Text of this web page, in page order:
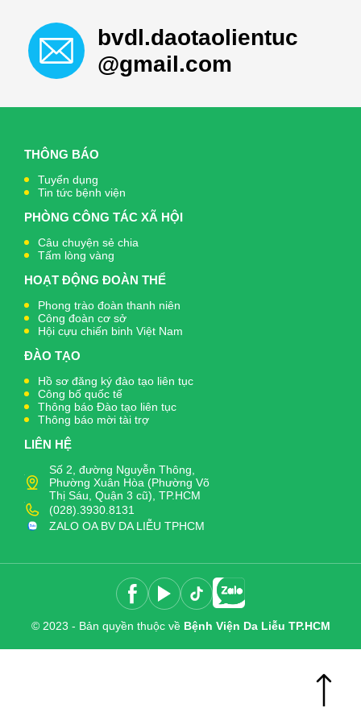
bvdl.daotaolientuc
@gmail.com
THÔNG BÁO
Tuyển dụng
Tin tức bệnh viện
PHÒNG CÔNG TÁC XÃ HỘI
Câu chuyện sẻ chia
Tấm lòng vàng
HOẠT ĐỘNG ĐOÀN THỂ
Phong trào đoàn thanh niên
Công đoàn cơ sở
Hội cựu chiến binh Việt Nam
ĐÀO TẠO
Hồ sơ đăng ký đào tạo liên tục
Công bố quốc tế
Thông báo Đào tạo liên tục
Thông báo mời tài trợ
LIÊN HỆ
Số 2, đường Nguyễn Thông,
Phường Xuân Hòa (Phường Võ
Thị Sáu, Quận 3 cũ), TP.HCM
(028).3930.8131
ZALO OA BV DA LIỄU TPHCM
© 2023 - Bản quyền thuộc về Bệnh Viện Da Liễu TP.HCM